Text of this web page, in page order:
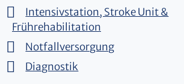
Intensivstation, Stroke Unit &
Frührehabilitation
Notfallversorgung
Diagnostik